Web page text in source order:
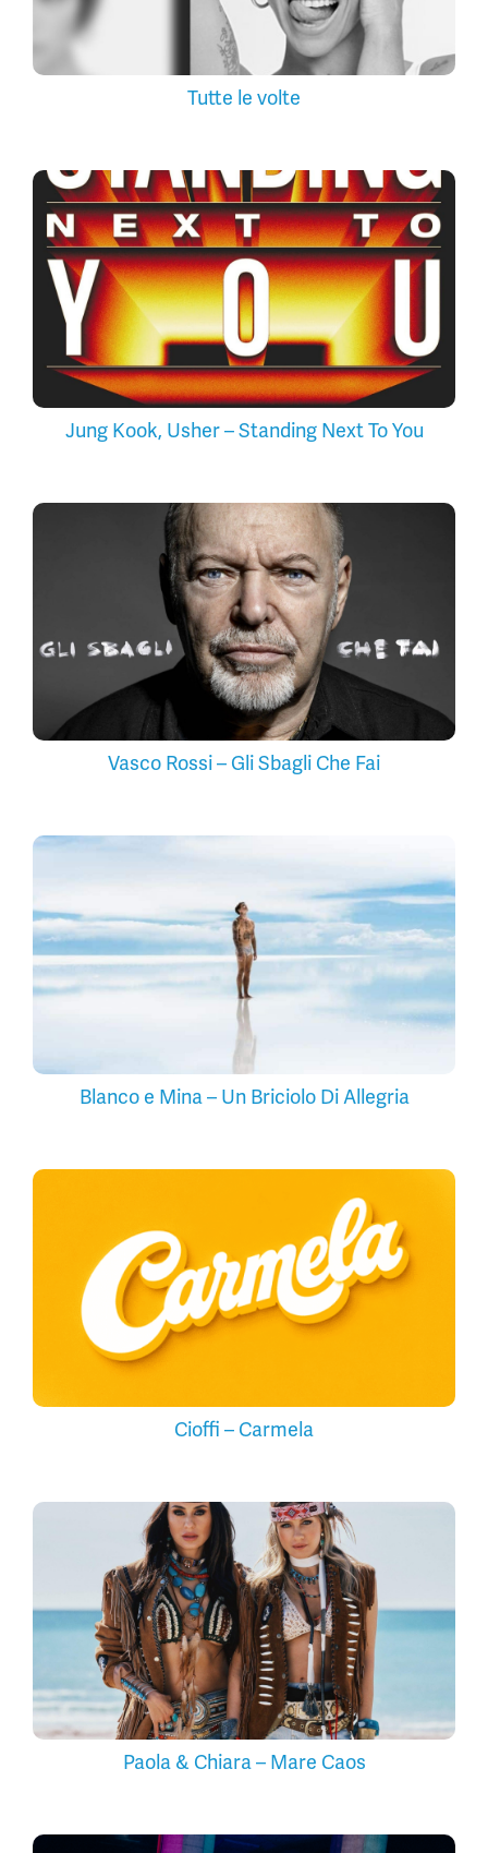
Tutte le volte
Jung Kook, Usher – Standing Next To You
Vasco Rossi – Gli Sbagli Che Fai
Blanco e Mina – Un Briciolo Di Allegria
Cioffi – Carmela
Paola & Chiara – Mare Caos